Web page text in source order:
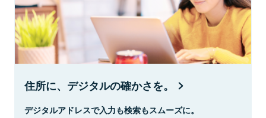
住所に、デジタルの確かさを。
デジタルアドレスで入力も検索もスムーズに。